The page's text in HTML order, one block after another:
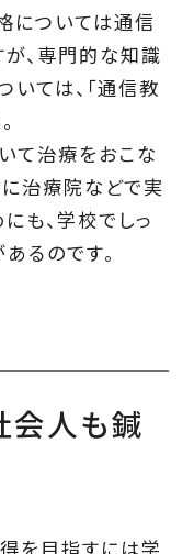
については通信
、専門的な知識
ては、「通信教
て治療をおこな
治療院などで実
も、学校でしっ
るのです。
会人も鍼
を目指すには学